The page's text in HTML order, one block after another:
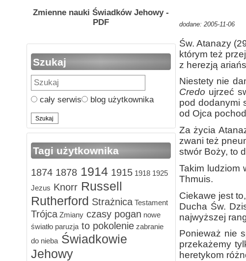
Zmienne nauki Świadków Jehowy -
PDF
Szukaj
cały serwis blog użytkownika
Tagi użytkownika
1874 1878 1914 1915 1918 1925
Jezus Knorr Russell
Rutherford Strażnica Testament
Trójca Zmiany czasy pogan nowe
światło paruzja to pokolenie zabranie
do nieba Świadkowie
Jehowy
dodane: 2005-11-06
Św. Atanazy
którym też
z herezją
Niestety nie
Credo ujrzeć
pod dodanymi
od Ojca
Za życia
zwani też
stwór Boży, to
Takim ludziom
Thmuis.
Ciekawe jest
Ducha Św.
najwyższej
Ponieważ nie
przekażemy
heretykom